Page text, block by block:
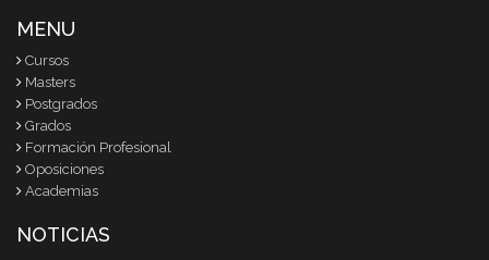
MENU
Cursos
Masters
Postgrados
Grados
Formación Profesional
Oposiciones
Academias
NOTICIAS